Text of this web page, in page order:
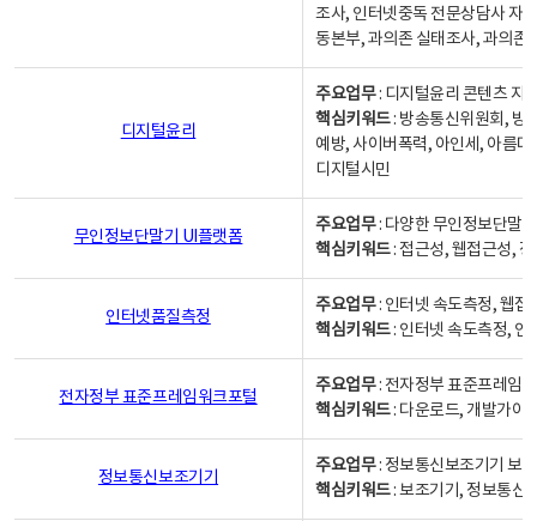
조사, 인터넷중독 전문상담사 자
동본부, 과의존 실태조사, 과의존
디지털윤리
주요업무: 디지털윤리 콘텐츠 지
핵심키워드: 방송통신위원회, 방
예방, 사이버폭력, 아인세, 아름
디지털시민
무인정보단말기 UI플랫폼
주요업무: 다양한 무인정보단말
핵심키워드: 접근성, 웹접근성,
인터넷품질측정
주요업무: 인터넷 속도측정, 웹접
핵심키워드: 인터넷 속도측정, 인
전자정부 표준프레임워크포털
주요업무: 전자정부 표준프레임
핵심키워드: 다운로드, 개발가이
정보통신보조기기
주요업무: 정보통신보조기기 보
핵심키워드: 보조기기, 정보통신